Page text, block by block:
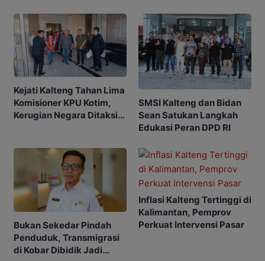
Kejati Kalteng Tahan Lima
Komisioner KPU Kotim,
Kerugian Negara Ditaksir
SMSI Kalteng dan Bidan
Sean Satukan Langkah
Edukasi Peran DPD RI
Bukan Sekedar Pindah
Penduduk, Transmigrasi
di Kobar Dibidik Jadi
Inflasi Kalteng Tertinggi di
Kalimantan, Pemprov
Perkuat Intervensi Pasar